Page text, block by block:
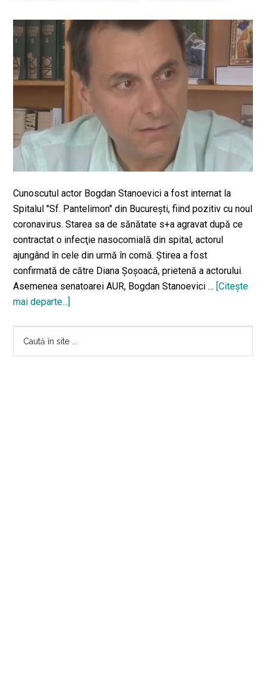
protecție
Cunoscutul actor Bogdan Stanoevici a fost internat la
Spitalul "Sf. Pantelimon" din Bucureşti, fiind pozitiv cu noul
coronavirus. Starea sa de sănătate s+a agravat după ce
contractat o infecţie nasocomială din spital, actorul
ajungând în cele din urmă în comă. Ştirea a fost
confirmată de către Diana Şoşoacă, prietenă a actorului.
Asemenea senatoarei AUR, Bogdan Stanoevici … [Citeşte
mai departe...]
Stanoevici
Bara
principală